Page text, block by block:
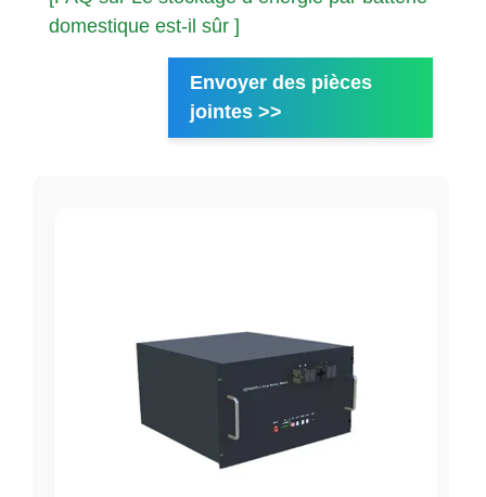
domestique est-il sûr ]
Envoyer des pièces
jointes >>